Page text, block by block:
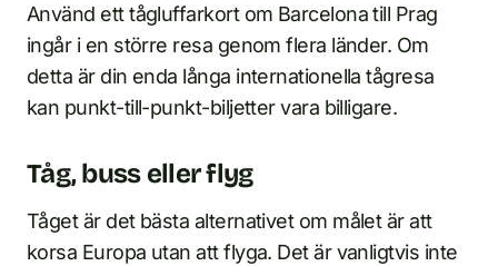
Använd ett tågluffarkort om Barcelona till Prag
ingår i en större resa genom flera länder. Om
detta är din enda långa internationella tågresa
kan punkt-till-punkt-biljetter vara billigare.
Tåg, buss eller flyg
Tåget är det bästa alternativet om målet är att
korsa Europa utan att flyga. Det är vanligtvis inte